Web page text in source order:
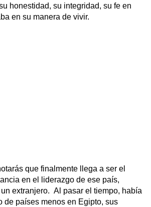
honestidad, su integridad, su fe en
en su manera de vivir.
que finalmente llega a ser el
en el liderazgo de ese país,
extranjero.  Al pasar el tiempo, había
de países menos en Egipto, sus